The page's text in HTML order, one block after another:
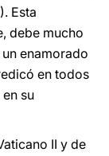
Esta
debe mucho
enamorado
en todos
su
II y de